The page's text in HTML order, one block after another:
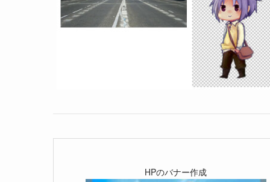
HPのバナー作成